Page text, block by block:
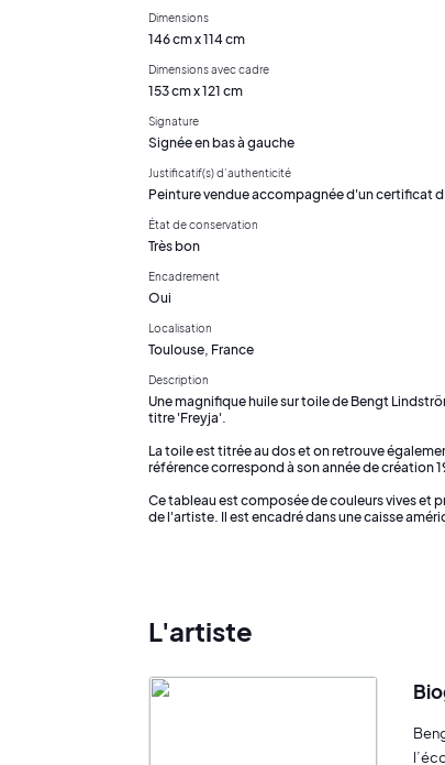
Dimensions
146 cm x 114 cm
Dimensions avec cadre
153 cm x 121 cm
Signature
Signée en bas à gauche
Justificatif(s) d’authenticité
Peinture vendue accompagnée d'un certificat
État de conservation
Très bon
Encadrement
Oui
Localisation
Toulouse, France
Description
Une magnifique huile sur toile de Bengt
titre 'Freyja'.
La toile est titrée au dos et on retrouve
référence correspond à son année de création
Ce tableau est composée de couleurs vives et
de l'artiste. Il est encadré dans une caisse
L'artiste